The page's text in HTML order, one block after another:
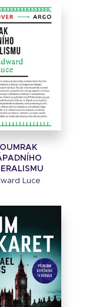
Luce